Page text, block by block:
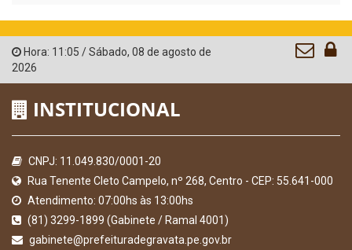
Hora: 11:05 /Sábado, 08 de agosto de
2026
INSTITUCIONAL
CNPJ: 11.049.830/0001-20
Rua Tenente Cleto Campelo, nº 268, Centro - CEP: 55.641-000
Atendimento: 07:00hs às 13:00hs
(81) 3299-1899 (Gabinete / Ramal 4001)
gabinete@prefeituradegravata.pe.gov.br